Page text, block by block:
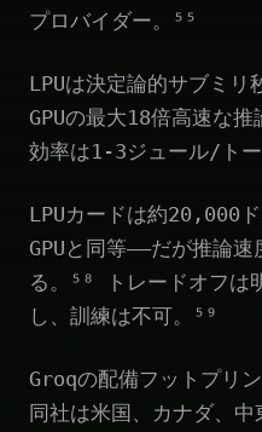
プロバイダー。⁵⁵
LPUは決定論的サブミリ
GPUの最大18倍高速な
効率は1-3ジュール/ト
LPUカードは約20,000
GPUと同等——だが推論
る。⁵⁸ トレードオフは
し、訓練は不可。⁵⁹
Groqの配備フットプリ
同社は米国、カナダ、